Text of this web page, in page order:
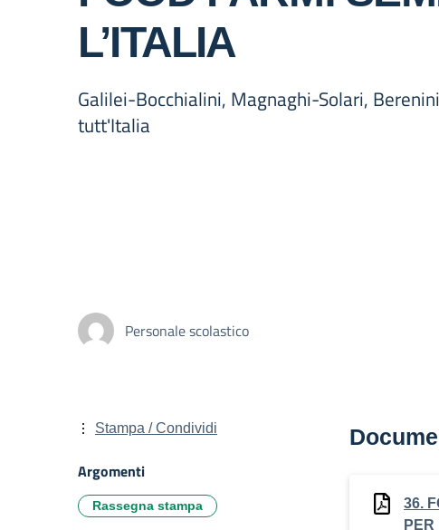
L’ITALIA
Galilei-Bocchialini, Magnaghi-Solari,
tutt'Italia
Personale scolastico
36.
Stampa / Condividi
Argomenti
Rassegna stampa